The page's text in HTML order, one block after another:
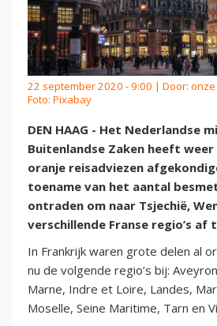
22 september 2020 - 9:00 | Door:
Foto: Pixabay
DEN HAAG - Het Nederlandse
Buitenlandse Zaken heeft
oranje reisadviezen
toename van het aantal
ontraden om naar Tsjechië,
verschillende Franse regio’s af
In Frankrijk waren grote delen al
nu de volgende regio’s bij:
Marne, Indre et Loire, Landes,
Moselle, Seine Maritime, Tarn en